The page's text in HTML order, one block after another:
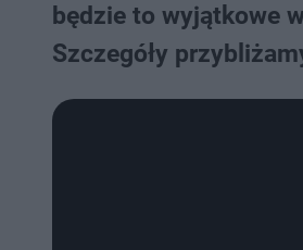
będzie to wyjątkowe
Szczegóły